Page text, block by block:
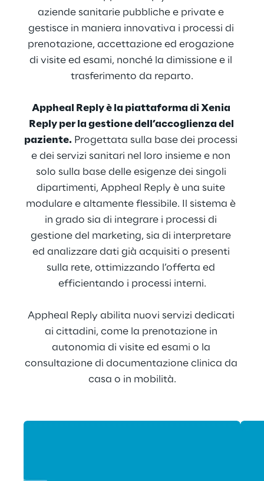
aziende sanitarie pubbliche e private e
gestisce in maniera innovativa i processi di
prenotazione, accettazione ed erogazione
di visite ed esami, nonché la dimissione e il
trasferimento da reparto.
Appheal Reply è la piattaforma di Xenia
Reply per la gestione dell’accoglienza del
paziente. Progettata sulla base dei processi
e dei servizi sanitari nel loro insieme e non
solo sulla base delle esigenze dei singoli
dipartimenti, Appheal Reply è una suite
modulare e altamente flessibile. Il sistema è
in grado sia di integrare i processi di
gestione del marketing, sia di interpretare
ed analizzare dati già acquisiti o presenti
sulla rete, ottimizzando l’offerta ed
efficientando i processi interni.
Appheal Reply abilita nuovi servizi dedicati
ai cittadini, come la prenotazione in
autonomia di visite ed esami o la
consultazione di documentazione clinica da
casa o in mobilità.